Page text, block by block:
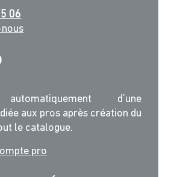
06
d’une
aux pros après création du
le catalogue.
pro